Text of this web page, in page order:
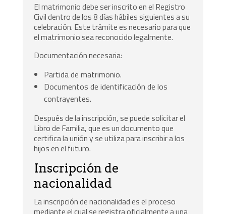
El matrimonio debe ser inscrito en el Registro
Civil dentro de los 8 días hábiles siguientes a su
celebración. Este trámite es necesario para que
el matrimonio sea reconocido legalmente.
Documentación necesaria:
Partida de matrimonio.
Documentos de identificación de los
contrayentes.
Después de la inscripción, se puede solicitar el
Libro de Familia, que es un documento que
certifica la unión y se utiliza para inscribir a los
hijos en el futuro.
Inscripción de
nacionalidad
La inscripción de nacionalidad es el proceso